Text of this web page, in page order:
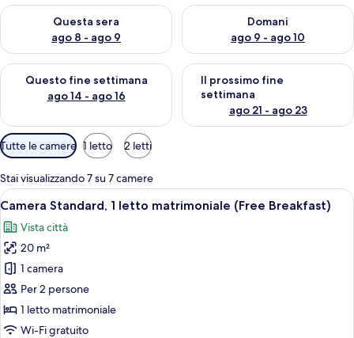
Questa sera
ago 8 - ago 9
Verifica la disponibilità per questa sera, ago 8 - ago 9
Domani
ago 9 - ago 10
Verifica la disponibilità per
Questo fine settimana
ago 14 - ago 16
Verifica la disponibilità per questo fine settimana, ago 14 -
Il prossimo fine
settimana
ago 21 - ago 23
Verifica la disponibilità per il
Filtri
disponibili
per
le
camere
Tutte le camere 1 letto 2 letti
Stai visualizzando 7 su 7 camere
Apri
tutte
le
foto
per
Camera
Standard,
1
Un bagno moderno con lavandino,
12
Camera Standard, 1 letto matrimoniale (Free Breakfast)
Vista città
20 m²
1 camera
Per 2 persone
1 letto matrimoniale
Wi-Fi gratuito